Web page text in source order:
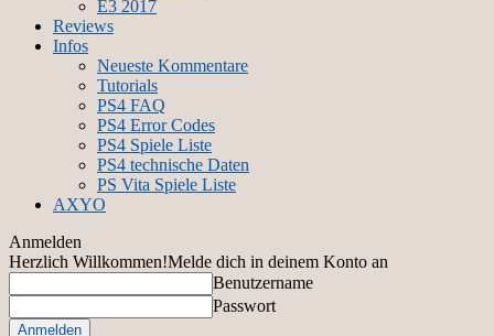
E3 2017
Reviews
Infos
Neueste Kommentare
Tutorials
PS4 FAQ
PS4 Error Codes
PS4 Spiele Liste
PS4 technische Daten
PS Vita Spiele Liste
AXYO
Anmelden
Herzlich Willkommen!Melde dich in deinem Konto an
Benutzername
Passwort